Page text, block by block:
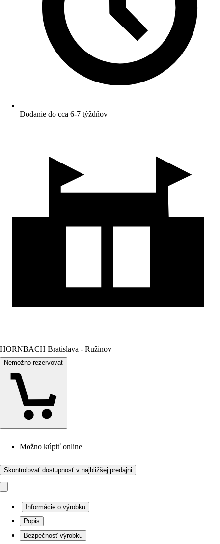
Dodanie do cca 6-7 týždňov
HORNBACH Bratislava - Ružinov
Nemožno rezervovať
Možno kúpiť online
Skontrolovať dostupnosť v najbližšej predajni
Informácie o výrobku
Popis
Bezpečnosť výrobku